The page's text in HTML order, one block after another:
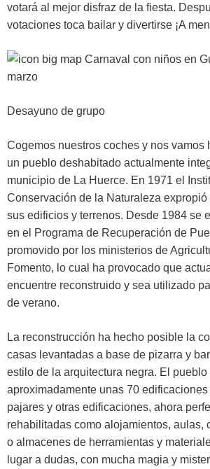
votará al mejor disfraz de la fiesta.
votaciones toca bailar y divertirse ¡A
marzo
Desayuno de grupo
Cogemos nuestros coches y nos vamos
un pueblo deshabitado actualmente
municipio de La Huerce. En 1971 el
Conservación de la Naturaleza
sus edificios y terrenos. Desde 1984 se
en el Programa de Recuperación de
promovido por los ministerios de
Fomento, lo cual ha provocado que
encuentre reconstruido y sea utilizado
de verano.
La reconstrucción ha hecho posible la
casas levantadas a base de pizarra y
estilo de la arquitectura negra. El pueblo
aproximadamente unas 70 edificaciones
pajares y otras edificaciones, ahora
rehabilitadas como alojamientos, aulas,
o almacenes de herramientas y
lugar a dudas, con mucha magia y